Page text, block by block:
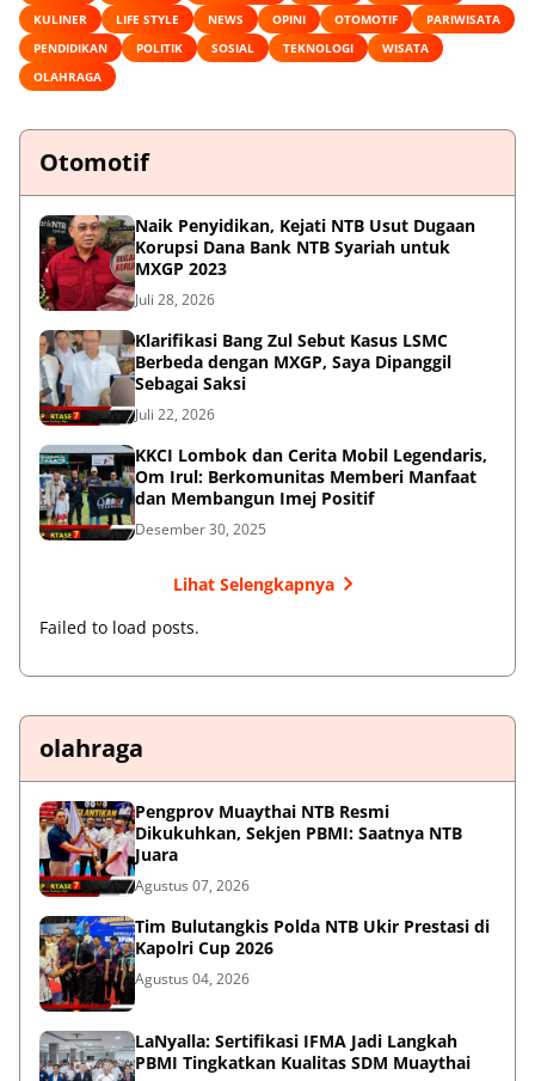
KULINER
LIFE STYLE NEWS OPINI OTOMOTIF
PARIWISATA
PENDIDIKAN
POLITIK SOSIAL TEKNOLOGI
WISATA
OLAHRAGA
Otomotif
Naik Penyidikan, Kejati NTB Usut Dugaan
Korupsi Dana Bank NTB Syariah untuk
MXGP 2023
Juli 28, 2026
Klarifikasi Bang Zul Sebut Kasus LSMC
Berbeda dengan MXGP, Saya Dipanggil
Sebagai Saksi
Juli 22, 2026
KKCI Lombok dan Cerita Mobil Legendaris,
Om Irul: Berkomunitas Memberi Manfaat
dan Membangun Imej Positif
Desember 30, 2025
Lihat Selengkapnya
Failed to load posts.
olahraga
Pengprov Muaythai NTB Resmi
Dikukuhkan, Sekjen PBMI: Saatnya NTB
Juara
Agustus 07, 2026
Tim Bulutangkis Polda NTB Ukir Prestasi di
Kapolri Cup 2026
Agustus 04, 2026
LaNyalla: Sertifikasi IFMA Jadi Langkah
PBMI Tingkatkan Kualitas SDM Muaythai